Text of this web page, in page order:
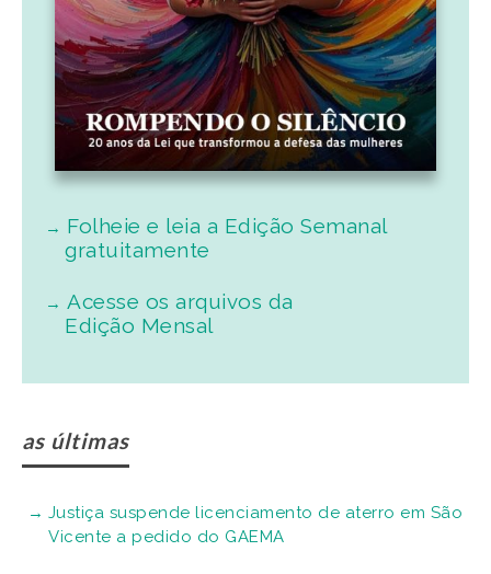
transformou a defesa das mulheres
Últimos dias para aproveitar a Festa Inverno
Criativo com shows, gastronomia e transporte
grátis em Santos
Thiaguinho traz turnê “Bem-Black” para Santos em
setembro
Início da operação do Pedágio Eletrônico na
Imigrantes e Anchieta será reprogramado
Parque Palafitas
amplia opções de delivery em seis cidades
Corrida 5K atrai mais de 1 mil participantes para o
Centro Histórico de Santos
Quando a cidade saiu do prumo